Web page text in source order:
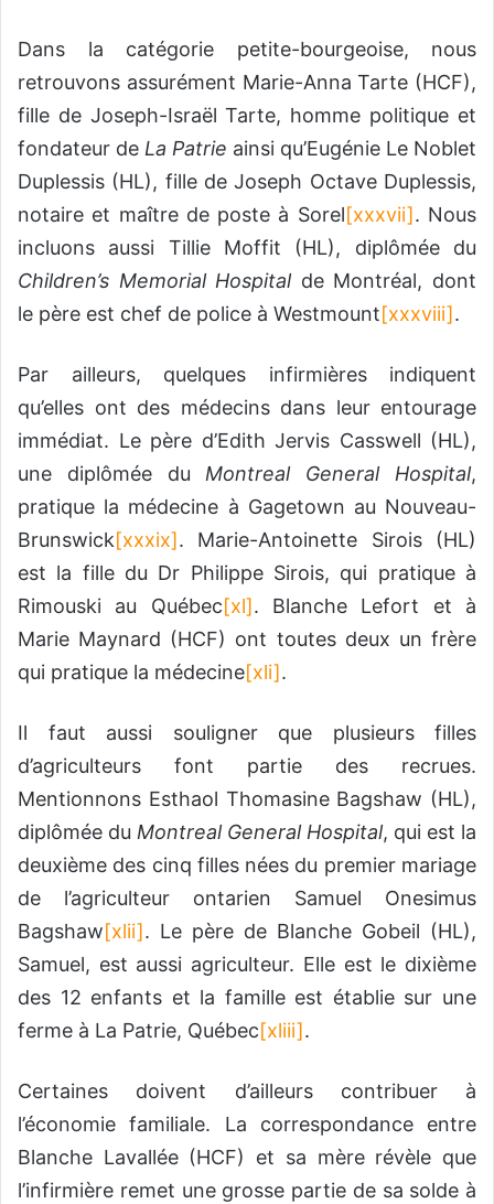
Dans la catégorie petite-bourgeoise, nous
retrouvons assurément Marie-Anna Tarte (HCF),
fille de Joseph-Israël Tarte, homme politique et
fondateur de La Patrie ainsi qu’Eugénie Le Noblet
Duplessis (HL), fille de Joseph Octave Duplessis,
notaire et maître de poste à Sorel[xxxvii]. Nous
incluons aussi Tillie Moffit (HL), diplômée du
Children’s Memorial Hospitalde Montréal, dont
le père est chef de police à Westmount[xxxviii].
Par ailleurs, quelques infirmières indiquent
qu’elles ont des médecins dans leur entourage
immédiat. Le père d’Edith Jervis Casswell (HL),
une diplômée du Montreal General Hospital,
pratique la médecine à Gagetown au Nouveau-
Brunswick[xxxix]. Marie-Antoinette Sirois (HL)
est la fille du Dr Philippe Sirois, qui pratique à
Rimouski au Québec[xl]. Blanche Lefort et à
Marie Maynard (HCF) ont toutes deux un frère
qui pratique la médecine[xli].
Il faut aussi souligner que plusieurs filles
d’agriculteurs font partie des recrues.
Mentionnons Esthaol Thomasine Bagshaw (HL),
diplômée du Montreal General Hospital, qui est la
deuxième des cinq filles nées du premier mariage
de l’agriculteur ontarien Samuel Onesimus
Bagshaw[xlii]. Le père de Blanche Gobeil (HL),
Samuel, est aussi agriculteur. Elle est le dixième
des 12 enfants et la famille est établie sur une
ferme à La Patrie, Québec[xliii].
Certaines doivent d’ailleurs contribuer à
l’économie familiale. La correspondance entre
Blanche Lavallée (HCF) et sa mère révèle que
l’infirmière remet une grosse partie de sa solde à